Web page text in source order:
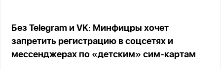
Без Telegram и VK: Минфицры хочет
запретить регистрацию в соцсетях и
мессенджерах по «детским» сим-картам